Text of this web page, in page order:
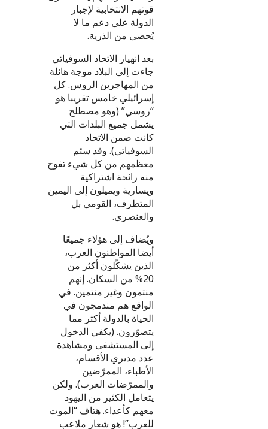
قوتهم الانتخابية لإجبار
الدولة على دعم ما لا
يُحصى من الذرية.
بعد انهيار الاتحاد السوفياتي
جاءت إلى البلاد موجة هائلة
من المهاجرين الروس. كل
إسرائيلي خامس تقريبا هو
“روسي” (وهو مصطلح
يشمل جميع البلدات التي
كانت ضمن الاتحاد
السوفياتي). وقد سئم
معظمهم من كل شيء تفوح
منه رائحة اشتراكية
ويسارية ويميلون إلى اليمين
المتطرف، القومي بل
والعنصري.
ويُضاف إلى هؤلاء جميعًا
أيضا المواطنون العرب،
الذين يشكّلون أكثر من
20% من السكان. إنهم
منتمون وغير منتمين. في
الواقع هم مندمجون في
الحياة بالدولة أكثر مما
يتصوّرون. (يكفي الدخول
إلى المستشفى ومشاهدة
عدد مديري الأقسام،
الأطباء، الممرّضين
والممرّضات العرب). ولكن
يتعامل الكثير من اليهود
معهم كأعداء. هتاف “الموت
للعرب”! هو شعار ملاعب